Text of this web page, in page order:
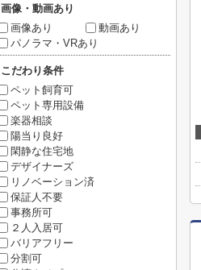
画像・動画あり
画像あり
動画あり
パノラマ・VRあり
こだわり条件
ペット飼育可
ペット専用設備
楽器相談
陽当り良好
閑静な住宅地
デザイナーズ
リノベーション済
保証人不要
事務所可
２人入居可
バリアフリー
分割可